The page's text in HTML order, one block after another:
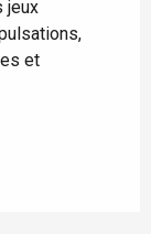
jeux
et